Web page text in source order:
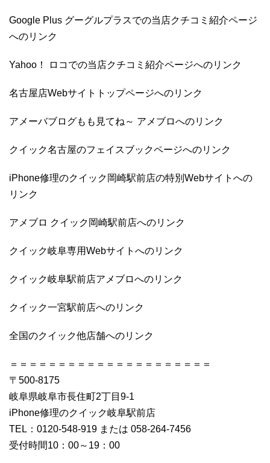
Google Plus グーグルプラスでの当店クチコミ紹介ページ
へのリンク
Yahoo！ ロコでの当店クチコミ紹介ページへのリンク
名古屋店Webサイトトップページへのリンク
アメーバブログもも見てね～ アメブロへのリンク
クイック名古屋のフェイスブックページへのリンク
iPhone修理のクイック岡崎駅前店の特別Webサイトへの
リンク
アメブロ クイック岡崎駅前店へのリンク
クイック岐阜専用Webサイトへのリンク
クイック岐阜駅前店アメブロへのリンク
クイック一宮駅前店へのリンク
全国のクイック他店舗へのリンク
＝＝＝＝＝＝＝＝＝＝＝＝＝＝＝＝＝＝＝＝＝
〒500-8175
岐阜県岐阜市長住町2丁目9-1
iPhone修理のクイック岐阜駅前店
TEL：0120-548-919 または 058-264-7456
受付時間10：00～19：00